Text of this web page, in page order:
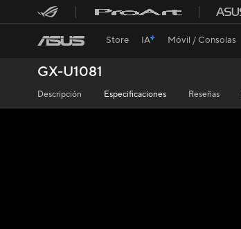
Store IA Móvil / Consolas
GX-U1081
Descripción Especificaciones Reseñas